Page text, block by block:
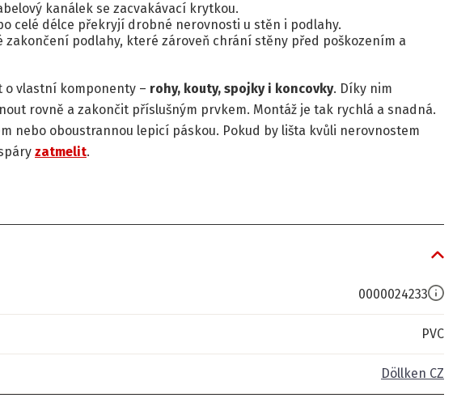
kanálek se zacvakávací krytkou.
celé délce překryjí drobné nerovnosti u stěn i podlahy.
zakončení podlahy, které zároveň chrání stěny před poškozením a
o vlastní komponenty – rohy, kouty, spojky i koncovky. Díky nim
rovně a zakončit příslušným prvkem. Montáž je tak rychlá a snadná.
nebo oboustrannou lepicí páskou. Pokud by lišta kvůli nerovnostem
zatmelit.
0000024233
PVC
Döllken CZ